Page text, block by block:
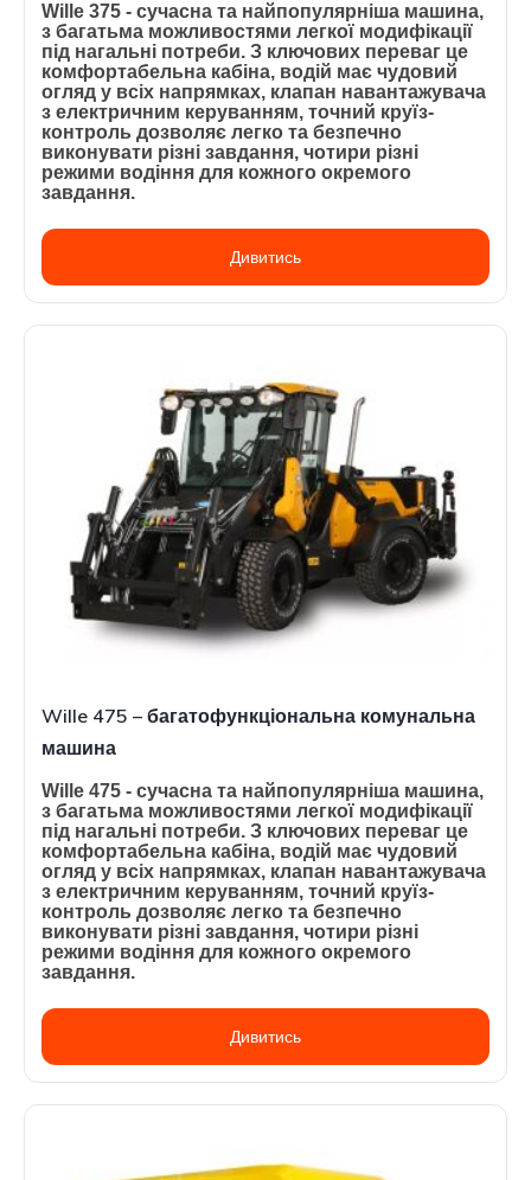
Wille 375 - сучасна та найпопулярніша машина,
з багатьма можливостями легкої модифікації
під нагальні потреби. З ключових переваг це
комфортабельна кабіна, водій має чудовий
огляд у всіх напрямках, клапан навантажувача
з електричним керуванням, точний круїз-
контроль дозволяє легко та безпечно
виконувати різні завдання, чотири різні
режими водіння для кожного окремого
завдання.
Дивитись
Wille 475 – багатофункціональна комунальна
машина
Wille 475 - сучасна та найпопулярніша машина,
з багатьма можливостями легкої модифікації
під нагальні потреби. З ключових переваг це
комфортабельна кабіна, водій має чудовий
огляд у всіх напрямках, клапан навантажувача
з електричним керуванням, точний круїз-
контроль дозволяє легко та безпечно
виконувати різні завдання, чотири різні
режими водіння для кожного окремого
завдання.
Дивитись